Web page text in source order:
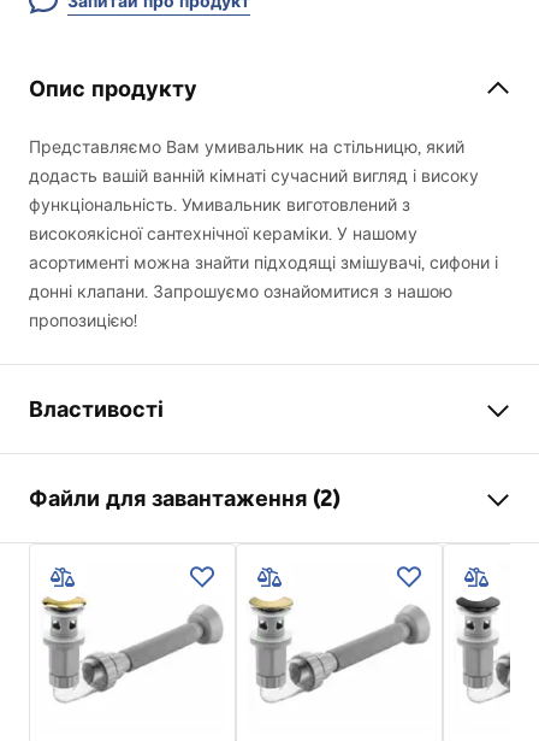
Опис продукту
Представляємо Вам умивальник на стільницю, який
додасть вашій ванній кімнаті сучасний вигляд і високу
функціональність. Умивальник виготовлений з
високоякісної сантехнічної кераміки. У нашому
асортименті можна знайти підходящі змішувачі, сифони і
донні клапани. Запрошуємо ознайомитися з нашою
пропозицією!
Властивості
Матеріал
Санітарна кераміка
Колір
Білий
Оздоблення
Глянцевий
Довжина
610
Ширина
410мм
Висота
130
Файли для завантаження (2)
Інструкція з монтажу
Умови гарантії